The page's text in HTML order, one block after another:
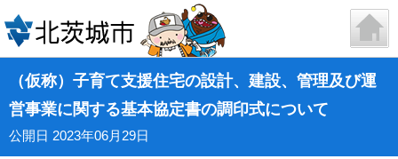
（仮称）子育て支援住宅の設計、建設、管理及び運
営事業に関する基本協定書の調印式について
公開日 2023年06月29日